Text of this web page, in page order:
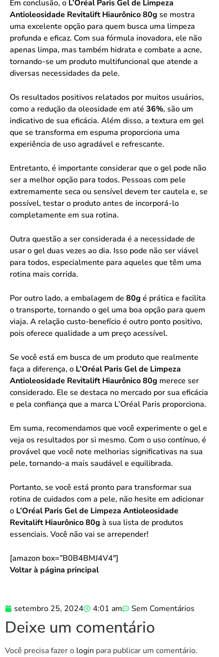
Em conclusão, o L’Oréal Paris Gel de Limpeza
Antioleosidade Revitalift Hiaurônico 80g se mostra
uma excelente opção para quem busca uma limpeza
profunda e eficaz. Com sua fórmula inovadora, ele não
apenas limpa, mas também hidrata e combate a acne,
tornando-se um produto multifuncional que atende a
diversas necessidades da pele.
Os resultados positivos relatados por muitos usuários,
como a redução da oleosidade em até 36%, são um
indicativo de sua eficácia. Além disso, a textura em gel
que se transforma em espuma proporciona uma
experiência de uso agradável e refrescante.
Entretanto, é importante considerar que o gel pode não
ser a melhor opção para todos. Pessoas com pele
extremamente seca ou sensível devem ter cautela e, se
possível, testar o produto antes de incorporá-lo
completamente em sua rotina.
Outra questão a ser considerada é a necessidade de
usar o gel duas vezes ao dia. Isso pode não ser viável
para todos, especialmente para aqueles que têm uma
rotina mais corrida.
Por outro lado, a embalagem de 80g é prática e facilita
o transporte, tornando o gel uma boa opção para quem
viaja. A relação custo-benefício é outro ponto positivo,
pois oferece qualidade a um preço acessível.
Se você está em busca de um produto que realmente
faça a diferença, o L’Oréal Paris Gel de Limpeza
Antioleosidade Revitalift Hiaurônico 80g merece ser
considerado. Ele se destaca no mercado por sua eficácia
e pela confiança que a marca L’Oréal Paris proporciona.
Em suma, recomendamos que você experimente o gel e
veja os resultados por si mesmo. Com o uso contínuo, é
provável que você note melhorias significativas na sua
pele, tornando-a mais saudável e equilibrada.
Portanto, se você está pronto para transformar sua
rotina de cuidados com a pele, não hesite em adicionar
o L’Oréal Paris Gel de Limpeza Antioleosidade
Revitalift Hiaurônico 80g à sua lista de produtos
essenciais. Você não vai se arrepender!
[amazon box=”B0B4BMJ4V4″]
Voltar à página principal
setembro 25, 2024 4:01 am Sem Comentários
Deixe um comentário
Você precisa fazer o login para publicar um comentário.